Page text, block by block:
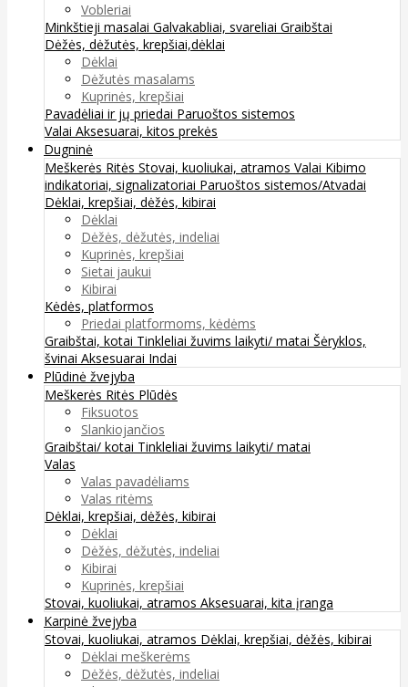
Vobleriai
Minkštieji masalai Galvakabliai, svareliai Graibštai
Dėžės, dėžutės, krepšiai,dėklai
Dėklai
Dėžutės masalams
Kuprinės, krepšiai
Pavadėliai ir jų priedai Paruoštos sistemos
Valai Aksesuarai, kitos prekės
Dugninė
Meškerės Ritės Stovai, kuoliukai, atramos Valai Kibimo
indikatoriai, signalizatoriai Paruoštos sistemos/Atvadai
Dėklai, krepšiai, dėžės, kibirai
Dėklai
Dėžės, dėžutės, indeliai
Kuprinės, krepšiai
Sietai jaukui
Kibirai
Kėdės, platformos
Priedai platformoms, kėdėms
Graibštai, kotai Tinkleliai žuvims laikyti/ matai Šėryklos,
švinai Aksesuarai Indai
Plūdinė žvejyba
Meškerės Ritės Plūdės
Fiksuotos
Slankiojančios
Graibštai/ kotai Tinkleliai žuvims laikyti/ matai
Valas
Valas pavadėliams
Valas ritėms
Dėklai, krepšiai, dėžės, kibirai
Dėklai
Dėžės, dėžutės, indeliai
Kibirai
Kuprinės, krepšiai
Stovai, kuoliukai, atramos Aksesuarai, kita įranga
Karpinė žvejyba
Stovai, kuoliukai, atramos Dėklai, krepšiai, dėžės, kibirai
Dėklai meškerėms
Dėžės, dėžutės, indeliai